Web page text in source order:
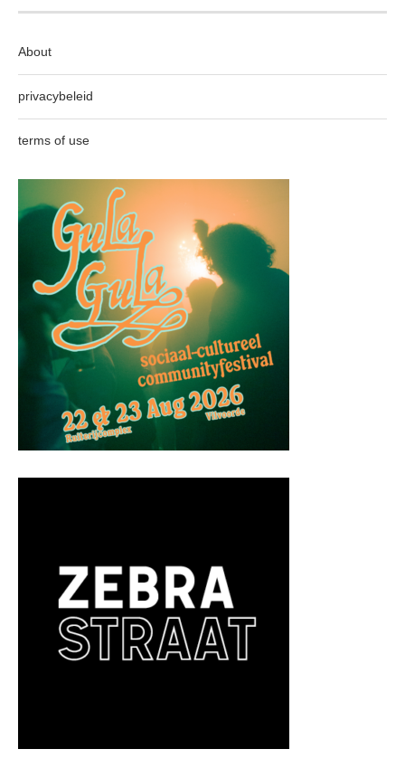
About
privacybeleid
terms of use